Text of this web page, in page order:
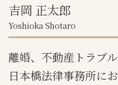
吉岡 正太郎
Yoshioka Shotaro
離婚、不動産トラブ
日本橋法律事務所に